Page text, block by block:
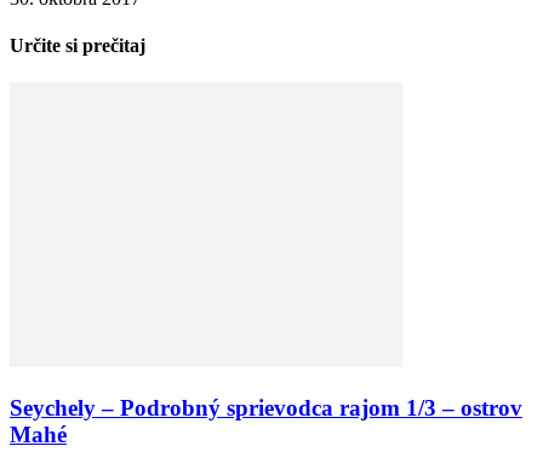
Určite si prečitaj
Seychely – Podrobný sprievodca rajom 1/3 – ostrov
Mahé